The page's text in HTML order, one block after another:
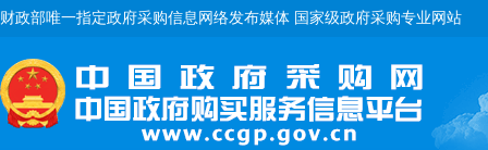
财政部唯一指定政府采购信息网络发布媒体 国家级政府采购专业网站